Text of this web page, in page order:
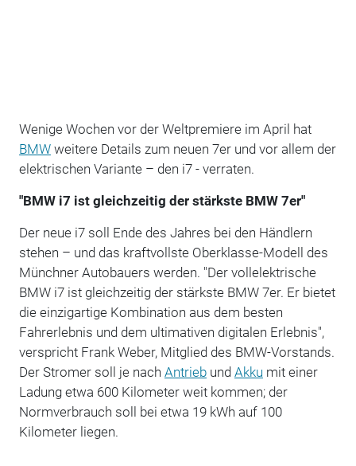
Wenige Wochen vor der Weltpremiere im April hat
BMWweitere Details zum neuen 7er und vor allem der
elektrischen Variante – den i7 - verraten.
"BMW i7 ist gleichzeitig der stärkste BMW 7er"
Der neue i7 soll Ende des Jahres bei den Händlern
stehen – und das kraftvollste Oberklasse-Modell des
Münchner Autobauers werden. "Der vollelektrische
BMW i7 ist gleichzeitig der stärkste BMW 7er. Er bietet
die einzigartige Kombination aus dem besten
Fahrerlebnis und dem ultimativen digitalen Erlebnis",
verspricht Frank Weber, Mitglied des BMW-Vorstands.
Der Stromer soll je nach Antriebund Akku mit einer
Ladung etwa 600 Kilometer weit kommen; der
Normverbrauch soll bei etwa 19 kWh auf 100
Kilometer liegen.